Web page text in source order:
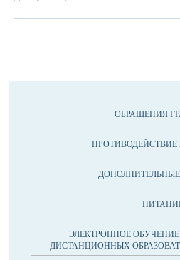
ОБРАЩЕНИЯ
ЭЛЕКТРОННОЕ
ДИСТАНЦИОННЫХ